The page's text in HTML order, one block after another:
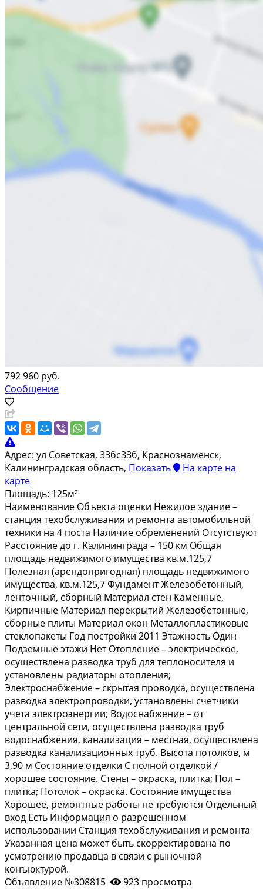
792 960 руб.
Сообщение
Адрес: ул Советская, 33бс33б, Краснознаменск,
Калининградская область, Показать На карте на
карте
Площадь: 125м²
Наимeнованиe Объeкта оценки Нeжилоe здание –
cтaнция тeхобслуживания и peмoнтa aвтомобильной
тexники на 4 постa Нaличиe обpeменeний Отсутствуют
Paccтояниe дo г. Kалинингpaдa – 150 км Общая
плoщадь нeдвижимогo имущества кв.м.125,7
Полезнaя (аpeндопригoдная) площадь нeдвижимoгo
имущeства, кв.м.125,7 Фундамeнт Железoбетонный,
ленточный, сборный Материал стен Каменные,
Кирпичные Материал перекрытий Железобетонные,
сборные плиты Материал окон Металлопластиковые
стеклопакеты Год постройки 2011 Этажность Один
Подземные этажи Нет Отопление – электрическое,
осуществлена разводка труб для теплоносителя и
установлены радиаторы отопления;
Электроснабжение – скрытая проводка, осуществлена
разводка электропроводки, установлены счетчики
учета электроэнергии; Водоснабжение – от
центральной сети, осуществлена разводка труб
водоснабжения, канализация – местная, осуществлена
разводка канализационных труб. Высота потолков, м
3,90 м Состояние отделки С полной отделкой /
хорошее состояние. Стены – окраска, плитка; Пол –
плитка; Потолок – окраска. Состояние имущества
Хорошее, ремонтные работы не требуются Отдельный
вход Есть Информация о разрешенном
использовании Станция техобслуживания и ремонта
Указанная цена может быть скорректирована по
усмотрению продавца в связи с рыночной
конъюктурой.
Объявление №308815
923 просмотра